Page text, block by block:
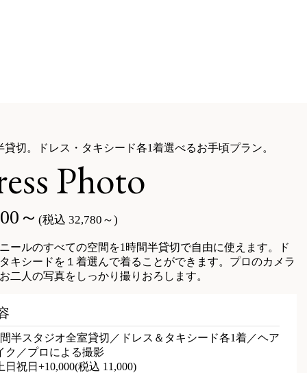
貸切。ドレス・タキシード各1着選べるお手頃プラン。
Photo
～ (税込 32,780～)
ールのすべての空間を1時間半貸切で自由に使えます。ド
キシードを１着選んで着ることができます。プロのカメラ
二人の写真をしっかり撮りおろします。
半スタジオ全室貸切／ドレス＆タキシード各1着／ヘア
ク／プロによる撮影
祝日+10,000(税込 11,000)